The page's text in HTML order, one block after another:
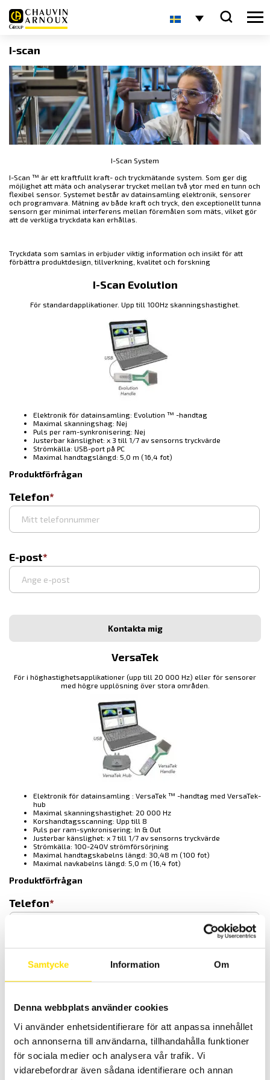
Samtycke Information Om
Denna webbplats använder cookies
Vi använder enhetsidentifierare för att anpassa innehållet
och annonserna till användarna, tillhandahålla funktioner
för sociala medier och analysera vår trafik. Vi
vidarebefordrar även sådana identifierare och annan
I-scan
I-Scan System
I-Scan ™ är ett kraftfullt kraft- och tryckmätande system. Som ger dig
möjlighet att mäta och analyserar trycket mellan två ytor med en tunn och
flexibel sensor. Systemet består av datainsamling elektronik, sensorer
och programvara. Mätning av både kraft och tryck, den exceptionellt tunna
sensorn ger minimal interferens mellan föremålen som mäts, vilket gör
att de verkliga tryckdata kan erhållas.
Tryckdata som samlas in erbjuder viktig information och insikt för att
förbättra produktdesign, tillverkning, kvalitet och forskning
I-Scan Evolution
För standardapplikationer. Upp till 100Hz skanningshastighet.
Elektronik för datainsamling: Evolution ™ -handtag
Maximal skanningshag: Nej
Puls per ram-synkronisering: Nej
Justerbar känslighet: x 3 till 1/7 av sensorns tryckvärde
Strömkälla: USB-port på PC
Maximal handtagslängd: 5,0 m (16,4 fot)
Produktförfrågan
Telefon
E-post
VersaTek
För i höghastighetsapplikationer (upp till 20 000 Hz) eller för sensorer
med högre upplösning över stora områden.
Elektronik för datainsamling : VersaTek ™ -handtag med VersaTek-
hub
Maximal skanningshastighet: 20 000 Hz
Korshandtagsscanning: Upp till 8
Puls per ram-synkronisering: In & Out
Justerbar känslighet: x 7 till 1/7 av sensorns tryckvärde
Strömkälla: 100-240V strömförsörjning
Maximal handtagskabelns längd: 30,48 m (100 fot)
Maximal navkabelns längd: 5,0 m (16,4 fot)
Produktförfrågan
Telefon
E-post
VersaTek Wireless